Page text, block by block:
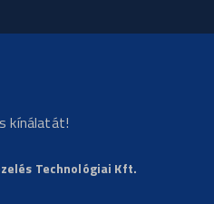
kínálatát!
Technológiai Kft.